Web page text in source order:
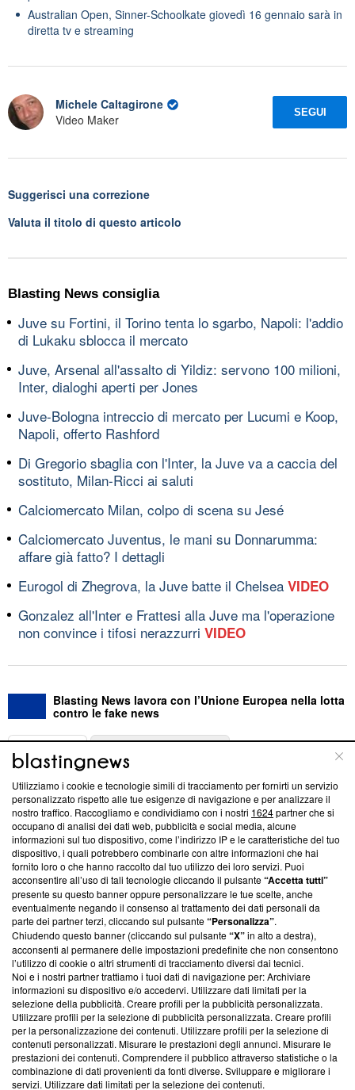
Australian Open, Sinner-Schoolkate giovedì 16 gennaio sarà in
diretta tv e streaming
Michele Caltagirone
Video Maker
SEGUI
Suggerisci una correzione
Valuta il titolo di questo articolo
Blasting News consiglia
Juve su Fortini, il Torino tenta lo sgarbo, Napoli: l'addio
di Lukaku sblocca il mercato
Juve, Arsenal all'assalto di Yildiz: servono 100 milioni,
Inter, dialoghi aperti per Jones
Juve-Bologna intreccio di mercato per Lucumi e Koop,
Napoli, offerto Rashford
Di Gregorio sbaglia con l'Inter, la Juve va a caccia del
sostituto, Milan-Ricci ai saluti
Calciomercato Milan, colpo di scena su Jesé
Calciomercato Juventus, le mani su Donnarumma:
affare già fatto? I dettagli
Eurogol di Zhegrova, la Juve batte il Chelsea VIDEO
Gonzalez all'Inter e Frattesi alla Juve ma l'operazione
non convince i tifosi nerazzurri VIDEO
Blasting News lavora con l’Unione Europea nella lotta
contro le fake news
ABOUT
Questa sezione offre informazioni trasparenti su Blasting
News, sui nostri processi editoriali e su come ci impegniamo a
creare news di qualità. Inoltre, afferma la nostra aderenza a
‘Trust Project - News with Integrity’Blasting News non è
ancora membro del programma, ma ha richiesto di farne
parte; Trust Project non ha ancora effettuato una verifica di
conformità agli standard.
Su di noi
Team editoriale
Corporate
Redazione
Informativa Privacy
Cookie Policy
Utilizziamo i cookie e tecnologie simili di tracciamento per fornirti un servizio
personalizzato rispetto alle tue esigenze di navigazione e per analizzare il
nostro traffico. Raccogliamo e condividiamo con i nostri 1624partner che si
occupano di analisi dei dati web, pubblicità e social media, alcune
informazioni sul tuo dispositivo, come l’indirizzo IP e le caratteristiche del tuo
dispositivo, i quali potrebbero combinarle con altre informazioni che hai
fornito loro o che hanno raccolto dal tuo utilizzo dei loro servizi. Puoi
acconsentire all’uso di tali tecnologie cliccando il pulsante“Accetta tutti”
presente su questo banner oppure personalizzare le tue scelte, anche
eventualmente negando il consenso al trattamento dei dati personali da
parte dei partner terzi, cliccando sul pulsante“Personalizza”.
Chiudendo questo banner (cliccando sul pulsante“X”in alto a destra),
acconsenti al permanere delle impostazioni predefinite che non consentono
l’utilizzo di cookie o altri strumenti di tracciamento diversi dai tecnici.
Noi e i nostri partner trattiamo i tuoi dati di navigazione per: Archiviare
informazioni su dispositivo e/o accedervi. Utilizzare dati limitati per la
selezione della pubblicità. Creare profili per la pubblicità personalizzata.
Utilizzare profili per la selezione di pubblicità personalizzata. Creare profili
per la personalizzazione dei contenuti. Utilizzare profili per la selezione di
contenuti personalizzati. Misurare le prestazioni degli annunci. Misurare le
prestazioni dei contenuti. Comprendere il pubblico attraverso statistiche o la
combinazione di dati provenienti da fonti diverse. Sviluppare e migliorare i
servizi. Utilizzare dati limitati per la selezione dei contenuti.